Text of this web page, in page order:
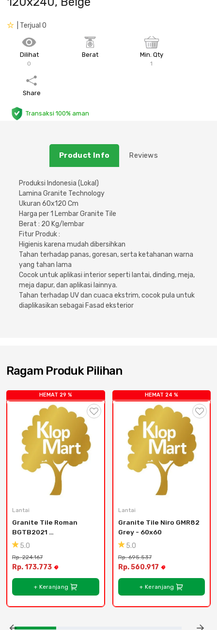
Sanitari & Aksesorisnya
Aksesoris Perabot
Scaffolding
Konstruksi
Atap & Lantai
Cat dan Kimia
Saniter
Besi Profil & Plat
Semen & Sejenisnya
Pompa dan Pipa
| Terjual 0
Dilihat
0
Berat Min. Qty
1
Share
Transaksi 100% aman
Product Info Reviews
Produksi Indonesia (Lokal)
Lamina Granite Technology
Ukuran 60x120 Cm
Harga per 1 Lembar Granite Tile
Berat : 20 Kg/lembar
Fitur Produk :
Higienis karena mudah dibersihkan
Tahan terhadap panas, goresan, serta ketahanan warna
yang tahan lama
Cocok untuk aplikasi interior seperti lantai, dinding, meja,
meja dapur, dan aplikasi lainnya.
Tahan terhadap UV dan cuaca ekstrim, cocok pula untuk
diaplikasikan sebagai Fasad eksterior
Ragam Produk Pilihan
HEMAT 29 %
Lantai
Granite Tile Roman
BGTB2021
dBuckingham Bruno -
5.0
Rp. 224.167
Rp. 173.773
+ Keranjang
HEMAT 24 %
Lantai
Granite Tile Niro GMR82
Grey - 60x60
5.0
Rp. 695.537
Rp. 560.917
+ Keranjang